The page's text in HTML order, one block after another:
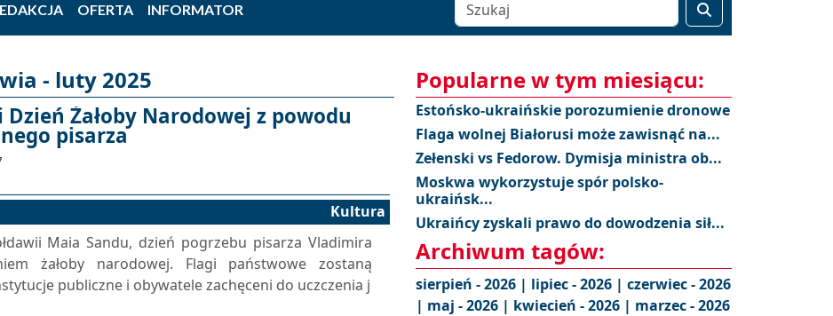
OFERTA INFORMATOR
- luty 2025
Dzień Żałoby Narodowej z powodu
pisarza
Kultura
Maia Sandu, dzień pogrzebu pisarza Vladimira
żałoby narodowej. Flagi państwowe zostaną
publiczne i obywatele zachęceni do uczczenia j
Popularne w tym miesiącu:
Estońsko-ukraińskie porozumienie dronowe
Flaga wolnej Białorusi może zawisnąć na...
Zełenski vs Fedorow. Dymisja ministra ob...
Moskwa wykorzystuje spór polsko-
ukraińsk...
Ukraińcy zyskali prawo do dowodzenia sił...
Archiwum tagów:
sierpień - 2026 | lipiec - 2026 | czerwiec - 2026
| maj - 2026 | kwiecień - 2026 | marzec - 2026